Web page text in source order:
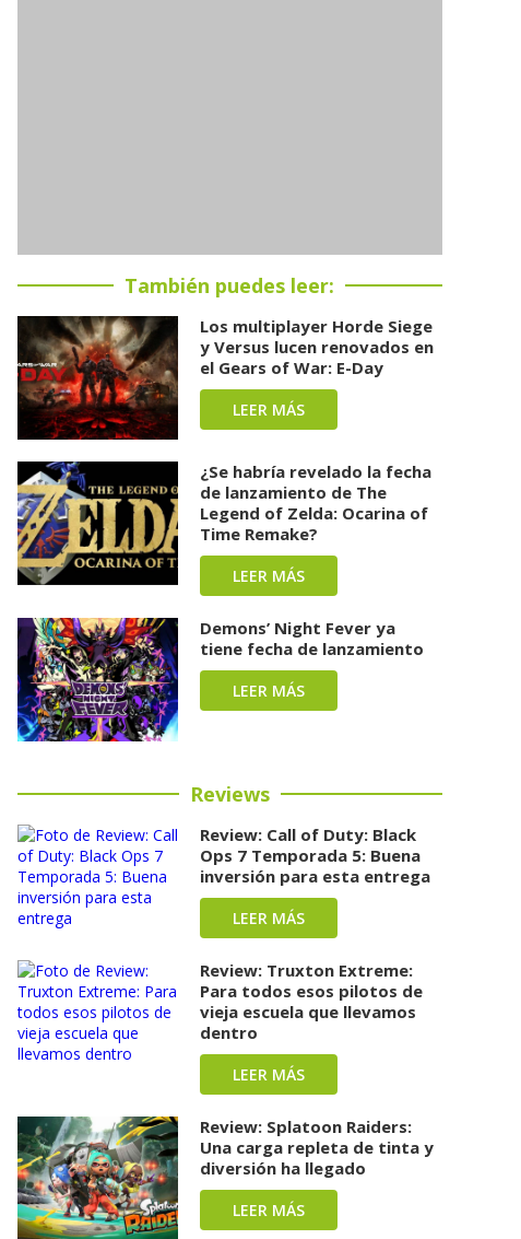
También puedes leer:
Los multiplayer Horde Siege
y Versus lucen renovados en
el Gears of War: E-Day
LEER MÁS
¿Se habría revelado la fecha
de lanzamiento de The
Legend of Zelda: Ocarina of
Time Remake?
LEER MÁS
Demons’ Night Fever ya
tiene fecha de lanzamiento
LEER MÁS
Reviews
Review: Call of Duty: Black
Ops 7 Temporada 5: Buena
inversión para esta entrega
LEER MÁS
Review: Truxton Extreme:
Para todos esos pilotos de
vieja escuela que llevamos
dentro
LEER MÁS
Review: Splatoon Raiders:
Una carga repleta de tinta y
diversión ha llegado
LEER MÁS